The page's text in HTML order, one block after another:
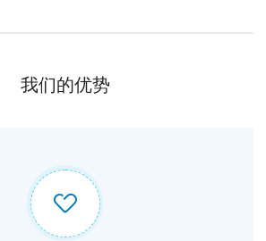
我们的优势
